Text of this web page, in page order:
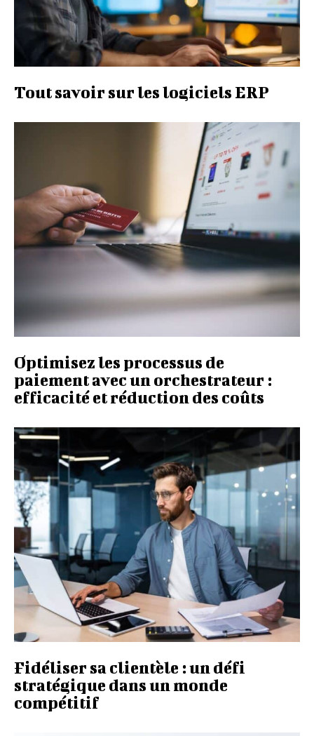
Tout savoir sur les logiciels ERP
Optimisez les processus de
paiement avec un orchestrateur :
efficacité et réduction des coûts
Fidéliser sa clientèle : un défi
stratégique dans un monde
compétitif